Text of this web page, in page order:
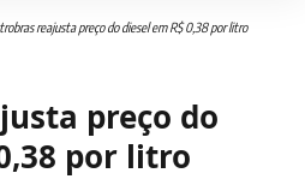
reajusta preço do diesel em R$ 0,38 por litro
preço do
por litro